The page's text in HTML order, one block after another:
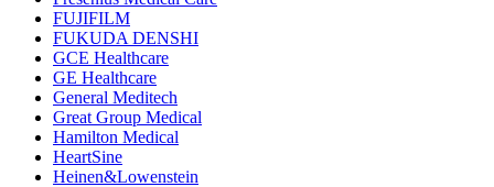
FUJIFILM
FUKUDA DENSHI
GCE Healthcare
GE Healthcare
General Meditech
Great Group Medical
Hamilton Medical
HeartSine
Heinen&Lowenstein